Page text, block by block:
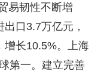
易韧性不断增
口3.7万亿元，
增长10.5%。上海
第一。建立完善